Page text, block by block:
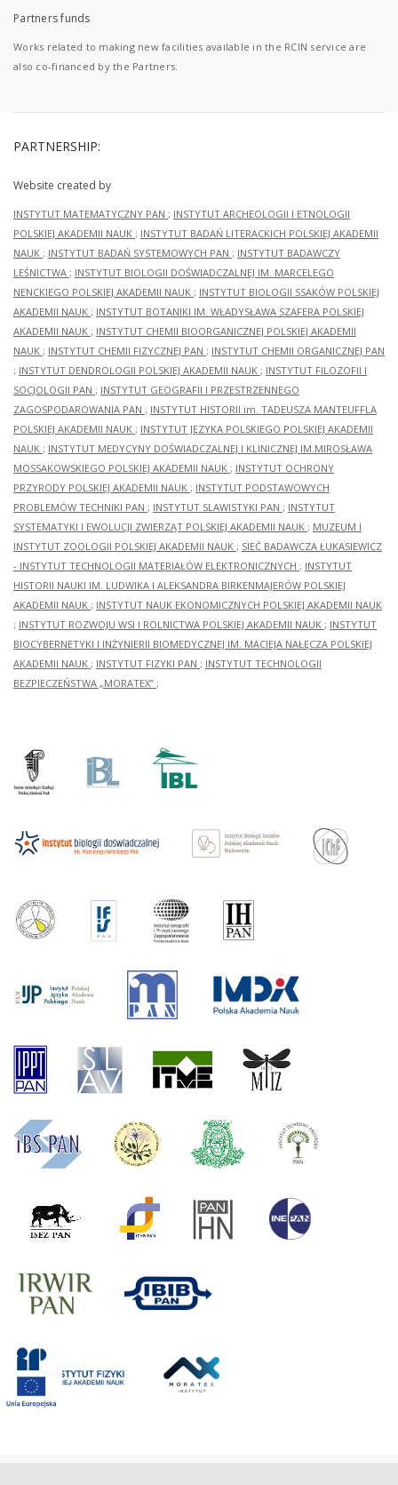
Partners funds
Works related to making new facilities available in the RCIN service are
also co-financed by the Partners.
PARTNERSHIP:
Website created by
INSTYTUT MATEMATYCZNY PAN ; INSTYTUT ARCHEOLOGII I ETNOLOGII
POLSKIEJ AKADEMII NAUK ; INSTYTUT BADAŃ LITERACKICH POLSKIEJ AKADEMII
NAUK ; INSTYTUT BADAŃ SYSTEMOWYCH PAN ; INSTYTUT BADAWCZY
LEŚNICTWA ; INSTYTUT BIOLOGII DOŚWIADCZALNEJ IM. MARCELEGO
NENCKIEGO POLSKIEJ AKADEMII NAUK ; INSTYTUT BIOLOGII SSAKÓW POLSKIEJ
AKADEMII NAUK ; INSTYTUT BOTANIKI IM. WŁADYSŁAWA SZAFERA POLSKIEJ
AKADEMII NAUK ; INSTYTUT CHEMII BIOORGANICZNEJ POLSKIEJ AKADEMII
NAUK ; INSTYTUT CHEMII FIZYCZNEJ PAN ; INSTYTUT CHEMII ORGANICZNEJ PAN
; INSTYTUT DENDROLOGII POLSKIEJ AKADEMII NAUK ; INSTYTUT FILOZOFII I
SOCJOLOGII PAN ; INSTYTUT GEOGRAFII I PRZESTRZENNEGO
ZAGOSPODAROWANIA PAN ; INSTYTUT HISTORII im. TADEUSZA MANTEUFFLA
POLSKIEJ AKADEMII NAUK ; INSTYTUT JĘZYKA POLSKIEGO POLSKIEJ AKADEMII
NAUK ; INSTYTUT MEDYCYNY DOŚWIADCZALNEJ I KLINICZNEJ IM.MIROSŁAWA
MOSSAKOWSKIEGO POLSKIEJ AKADEMII NAUK ; INSTYTUT OCHRONY
PRZYRODY POLSKIEJ AKADEMII NAUK ; INSTYTUT PODSTAWOWYCH
PROBLEMÓW TECHNIKI PAN ; INSTYTUT SLAWISTYKI PAN ; INSTYTUT
SYSTEMATYKI I EWOLUCJI ZWIERZĄT POLSKIEJ AKADEMII NAUK ; MUZEUM I
INSTYTUT ZOOLOGII POLSKIEJ AKADEMII NAUK ; SIEĆ BADAWCZA ŁUKASIEWICZ
- INSTYTUT TECHNOLOGII MATERIAŁÓW ELEKTRONICZNYCH ; INSTYTUT
HISTORII NAUKI IM. LUDWIKA I ALEKSANDRA BIRKENMAJERÓW POLSKIEJ
AKADEMII NAUK ; INSTYTUT NAUK EKONOMICZNYCH POLSKIEJ AKADEMII NAUK
; INSTYTUT ROZWOJU WSI I ROLNICTWA POLSKIEJ AKADEMII NAUK ; INSTYTUT
BIOCYBERNETYKI I INŻYNIERII BIOMEDYCZNEJ IM. MACIEJA NAŁĘCZA POLSKIEJ
AKADEMII NAUK ; INSTYTUT FIZYKI PAN ; INSTYTUT TECHNOLOGII
BEZPIECZEŃSTWA „MORATEX” ;